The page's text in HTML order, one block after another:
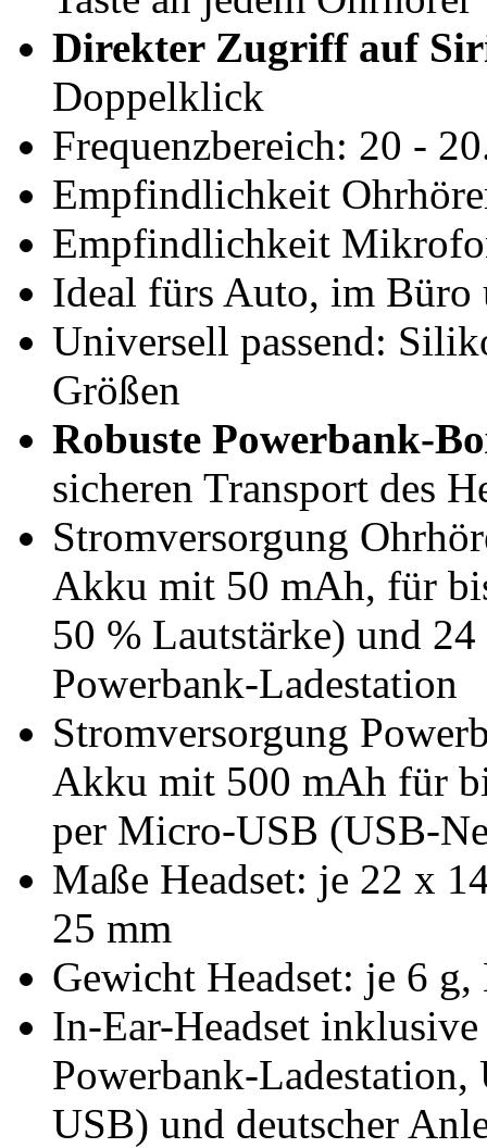
Direkter Zugriff auf
Doppelklick
Frequenzbereich: 20 -
Empfindlichkeit
Empfindlichkeit
Ideal fürs Auto, im Büro
Universell passend:
Größen
Robuste Powerbank-
sicheren Transport des
Stromversorgung
Akku mit 50 mAh, für
50 % Lautstärke) und
Powerbank-Ladestation
Stromversorgung
Akku mit 500 mAh für
per Micro-USB (USB-
Maße Headset: je 22 x
25 mm
Gewicht Headset: je 6
In-Ear-Headset
Powerbank-
USB) und deutscher